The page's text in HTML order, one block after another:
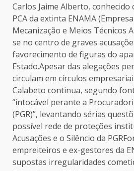
Carlos Jaime Alberto, conhecido
PCA da extinta ENAMA
Mecanização e Meios Técnicos
se no centro de graves
favorecimento de figuras do
Estado.Apesar das alegações
circulam em círculos
Calabeto continua, segundo
“intocável perante a
(PGR)”, levantando sérias
possível rede de proteções
Acusações e o Silêncio da
empreiteiros e ex-gestores da
supostas irregularidades